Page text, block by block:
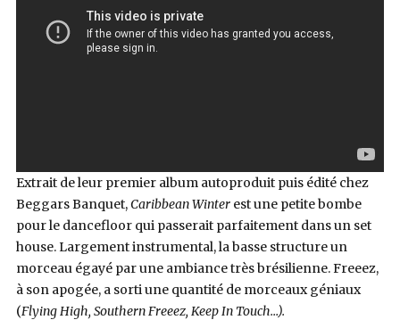
Extrait de leur premier album autoproduit puis édité chez
Beggars Banquet,Caribbean Winter est une petite bombe
pour le dancefloor qui passerait parfaitement dans un set
house. Largement instrumental, la basse structure un
morceau égayé par une ambiance très brésilienne. Freeez,
à son apogée, a sorti une quantité de morceaux géniaux
(Flying High, Southern Freeez, Keep In Touch…).